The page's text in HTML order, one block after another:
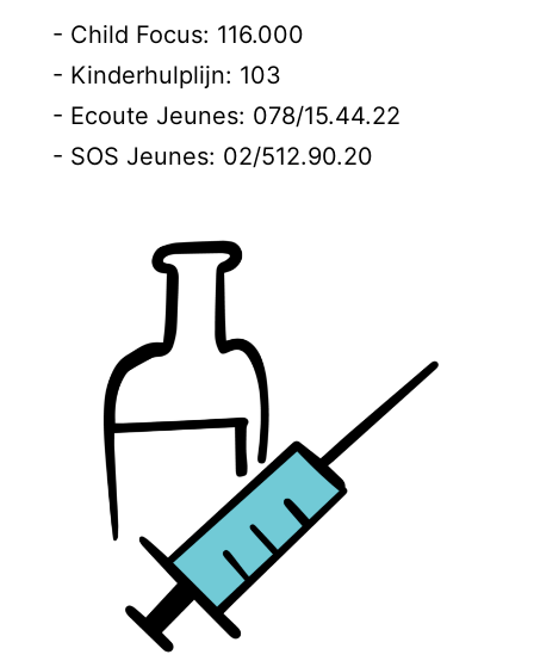
- Child Focus: 116.000
- Kinderhulplijn: 103
- Ecoute Jeunes: 078/15.44.22
- SOS Jeunes: 02/512.90.20